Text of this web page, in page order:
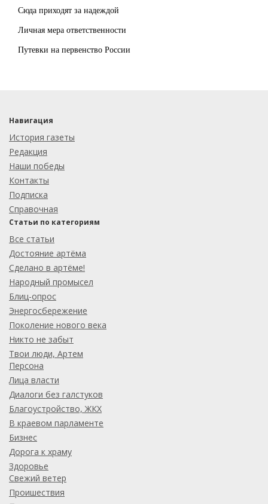
Сюда приходят за надеждой
Личная мера ответственности
Путевки на первенство России
Навигация
История газеты
Редакция
Наши победы
Контакты
Подписка
Справочная
Статьи по категориям
Все статьи
Достояние артёма
Сделано в артёме!
Народный промысел
Блиц-опрос
Энергосбережение
Поколение нового века
Никто не забыт
Твои люди, Артем
Персона
Лица власти
Диалоги без галстуков
Благоустройство, ЖКХ
В краевом парламенте
Бизнес
Дорога к храму
Здоровье
Свежий ветер
Проишествия